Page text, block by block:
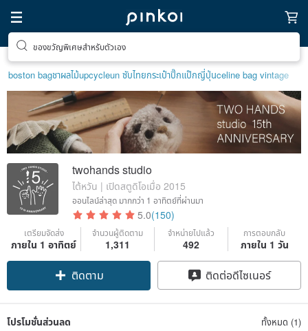
ของขวัญพิเศษสำหรับตัวเอง
boston bagชาผลไม้upcycleun ซับไทยกระเป๋าปิ๊กแป๊กญี่ปุ่นceline bag vintage
twohands studio
ไต้หวัน | เปิดสตูดิโอเมื่อ 2015
ออนไลน์ล่าสุด มากกว่า 1 อาทิตย์ที่ผ่านมา
5.0(150)
เตรียมจัดส่ง
ภายใน 1 อาทิตย์
จำนวนผู้ติดตาม
1,311
จำหน่ายไปแล้ว
492
การตอบกลับ
ภายใน 1 วัน
ติดตาม ติดต่อดีไซเนอร์
โปรโมชั่นส่วนลด ทั้งหมด (1)